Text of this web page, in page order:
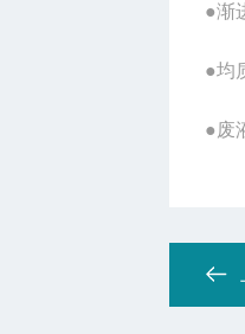
●渐
●均
●废